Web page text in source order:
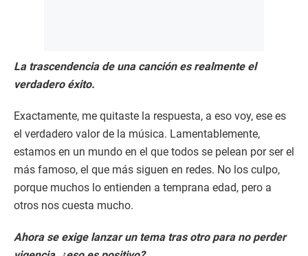
La trascendencia de una canción es realmente el
verdadero éxito.
Exactamente, me quitaste la respuesta, a eso voy, ese es
el verdadero valor de la música. Lamentablemente,
estamos en un mundo en el que todos se pelean por ser el
más famoso, el que más siguen en redes. No los culpo,
porque muchos lo entienden a temprana edad, pero a
otros nos cuesta mucho.
Ahora se exige lanzar un tema tras otro para no perder